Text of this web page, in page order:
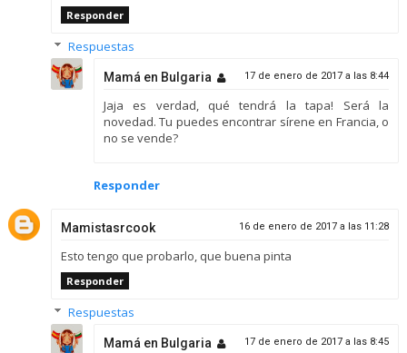
Responder
Respuestas
Mamá en Bulgaria 17 de enero de 2017 a las 8:44
Jaja es verdad, qué tendrá la tapa! Será la
novedad. Tu puedes encontrar sírene en Francia, o
no se vende?
Responder
Mamistasrcook 16 de enero de 2017 a las 11:28
Esto tengo que probarlo, que buena pinta
Responder
Respuestas
Mamá en Bulgaria 17 de enero de 2017 a las 8:45